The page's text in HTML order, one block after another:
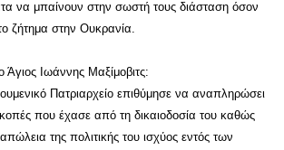
να μπαίνουν στην σωστή τους διάσταση όσον
ζήτημα στην Ουκρανία.
Άγιος Ιωάννης Μαξίμοβιτς:
Πατριαρχείο επιθύμησε να αναπληρώσει
που έχασε από τη δικαιοδοσία του καθώς
της πολιτικής του ισχύος εντός των